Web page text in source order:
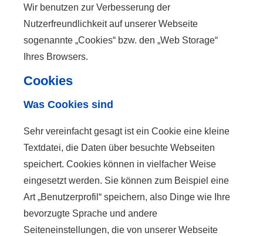
Wir benutzen zur Verbesserung der
Nutzerfreundlichkeit auf unserer Webseite
sogenannte „Cookies“ bzw. den „Web Storage“
Ihres Browsers.
Cookies
Was Cookies sind
Sehr vereinfacht gesagt ist ein Cookie eine kleine
Textdatei, die Daten über besuchte Webseiten
speichert. Cookies können in vielfacher Weise
eingesetzt werden. Sie können zum Beispiel eine
Art „Benutzerprofil“ speichern, also Dinge wie Ihre
bevorzugte Sprache und andere
Seiteneinstellungen, die von unserer Webseite